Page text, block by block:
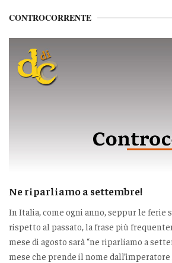
CONTROCORRENTE
Ne riparliamo a settembre!
In Italia, come ogni anno, seppur le ferie
rispetto al passato, la frase più
mese di agosto sarà “ne riparliamo a
mese che prende il nome dall’imperatore